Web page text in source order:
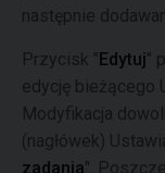
następnie
Przycisk "Edytuj"
edycję bieżącego
Modyfikacja
(nagłówek)
zadania".